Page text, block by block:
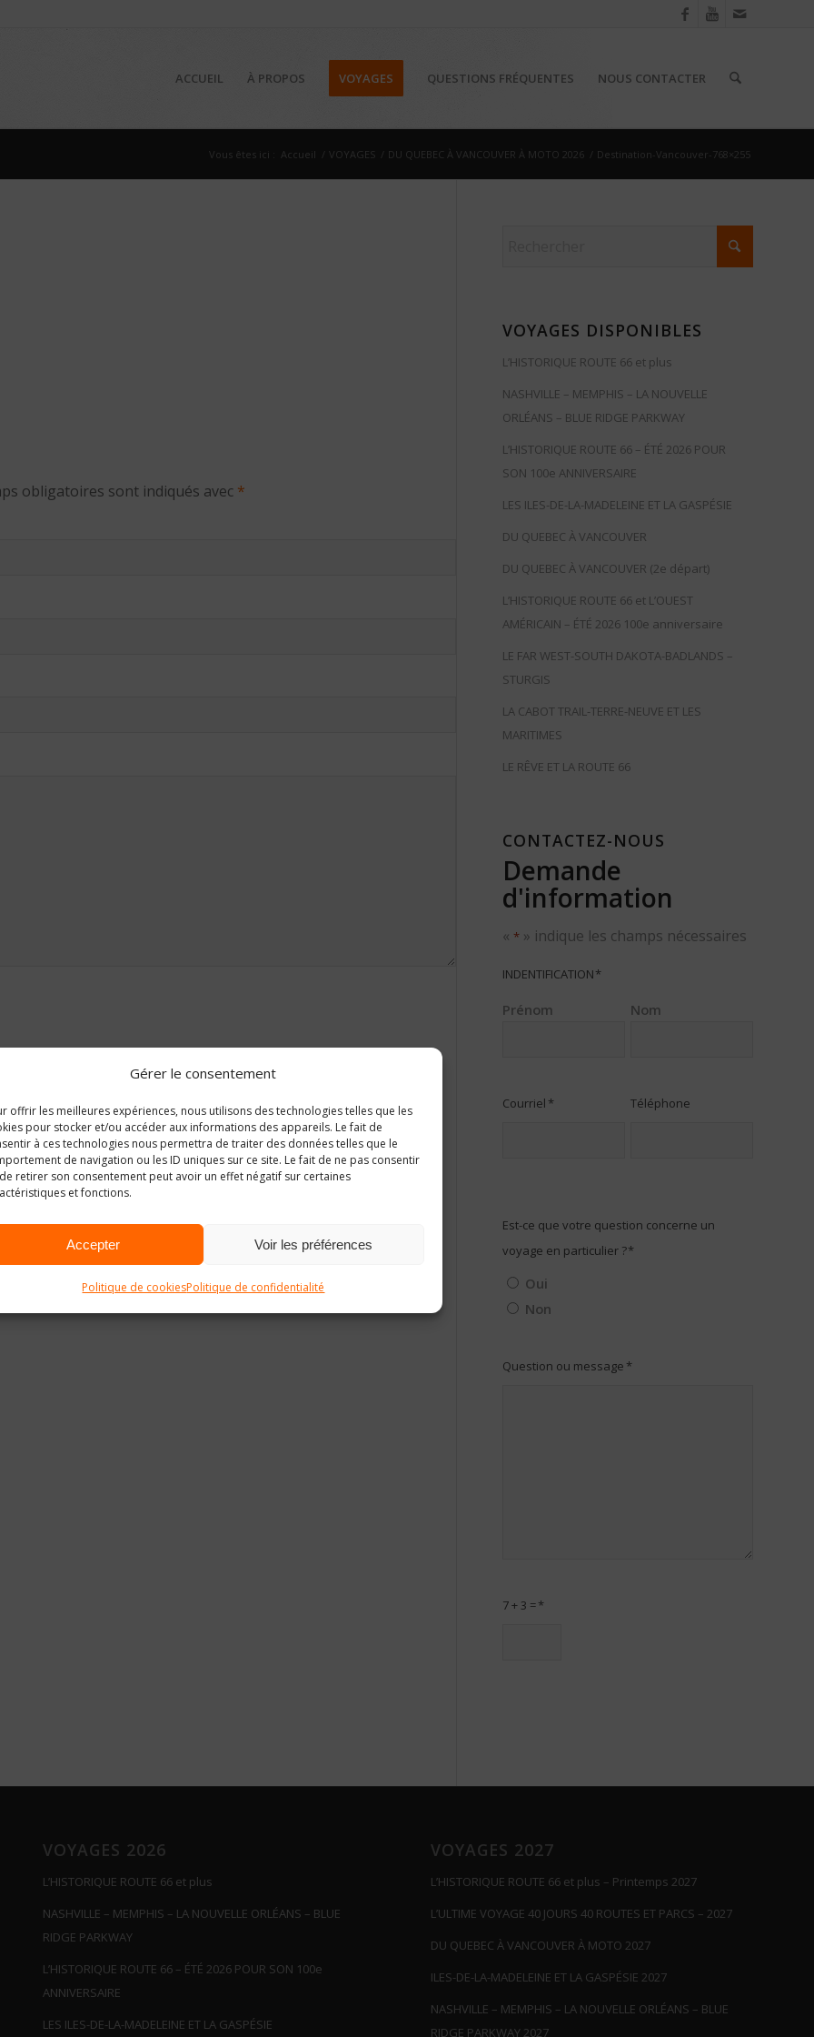
Gérer le consentement
offrir les meilleures expériences, nous utilisons des technologies telles que les
pour stocker et/ou accéder aux informations des appareils. Le fait de
à ces technologies nous permettra de traiter des données telles que le
de navigation ou les ID uniques sur ce site. Le fait de ne pas consentir
retirer son consentement peut avoir un effet négatif sur certaines
et fonctions.
Accepter Voir les préférences
Politique de cookiesPolitique de confidentialité
ACCUEIL À PROPOS VOYAGES QUESTIONS FRÉQUENTES NOUS CONTACTER
Vous êtes ici : Accueil / VOYAGES / DU QUEBEC À VANCOUVER À MOTO 2026 / Destination-Vancouver-768×255
obligatoires sont indiqués avec *
VOYAGES DISPONIBLES
L’HISTORIQUE ROUTE 66 et plus
NASHVILLE – MEMPHIS – LA NOUVELLE
ORLÉANS – BLUE RIDGE PARKWAY
L’HISTORIQUE ROUTE 66 – ÉTÉ 2026 POUR
SON 100e ANNIVERSAIRE
LES ILES-DE-LA-MADELEINE ET LA GASPÉSIE
DU QUEBEC À VANCOUVER
DU QUEBEC À VANCOUVER (2e départ)
L’HISTORIQUE ROUTE 66 et L’OUEST
AMÉRICAIN – ÉTÉ 2026 100e anniversaire
LE FAR WEST-SOUTH DAKOTA-BADLANDS –
STURGIS
LA CABOT TRAIL-TERRE-NEUVE ET LES
MARITIMES
LE RÊVE ET LA ROUTE 66
CONTACTEZ-NOUS
Demande
d'information
«* » indique les champs nécessaires
INDENTIFICATION*
Prénom Nom
Courriel * Téléphone
Est-ce que votre question concerne un
voyage en particulier ?*
Oui
Non
Question ou message *
7 + 3 =*
VOYAGES 2026
L’HISTORIQUE ROUTE 66 et plus
NASHVILLE – MEMPHIS – LA NOUVELLE ORLÉANS – BLUE
RIDGE PARKWAY
L’HISTORIQUE ROUTE 66 – ÉTÉ 2026 POUR SON 100e
ANNIVERSAIRE
LES ILES-DE-LA-MADELEINE ET LA GASPÉSIE
VOYAGES 2027
L’HISTORIQUE ROUTE 66 et plus – Printemps 2027
L’ULTIME VOYAGE 40 JOURS 40 ROUTES ET PARCS – 2027
DU QUEBEC À VANCOUVER À MOTO 2027
ILES-DE-LA-MADELEINE ET LA GASPÉSIE 2027
NASHVILLE – MEMPHIS – LA NOUVELLE ORLÉANS – BLUE
RIDGE PARKWAY 2027